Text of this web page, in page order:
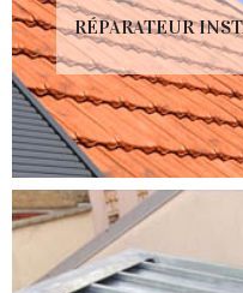
RÉPARATEUR